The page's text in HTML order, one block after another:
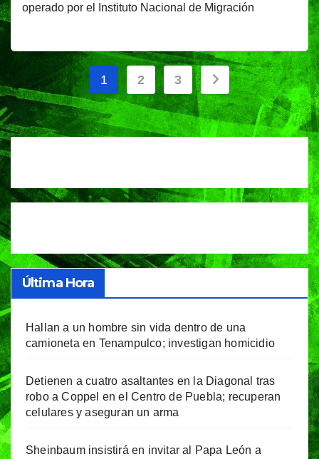
operado por el Instituto Nacional de Migración
Paginación
de
entradas
1 2 3
Última Hora
Hallan a un hombre sin vida dentro de una
camioneta en Tenampulco; investigan homicidio
Detienen a cuatro asaltantes en la Diagonal tras
robo a Coppel en el Centro de Puebla; recuperan
celulares y aseguran un arma
Sheinbaum insistirá en invitar al Papa León a